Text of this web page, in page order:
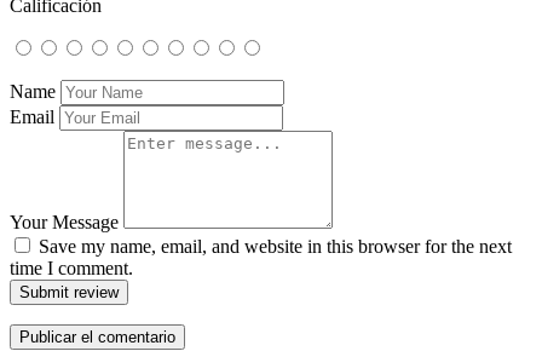
Calificación
Name
Email
Your Message
Save my name, email, and website in this browser for the next
time I comment.
Submit review